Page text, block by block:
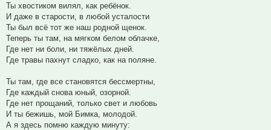
Ты хвостиком вилял, как ребёнок.
И даже в старости, в любой усталости
Ты был всё тот же наш родной щенок.
Теперь ты там, на мягком белом облачке,
Где нет ни боли, ни тяжёлых дней.
Где травы пахнут сладко, как на поляне.
Ты там, где все становятся бессмертны,
Где каждый снова юный, озорной.
Где нет прощаний, только свет и любовь
И ты бежишь, мой Бимка, молодой.
А я здесь помню каждую минуту: